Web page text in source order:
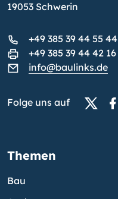
19053 Schwerin
+49 385 39 44 55 44
+49 385 39 44 42 16
info@baulinks.de
Folge uns auf
Themen
Bau